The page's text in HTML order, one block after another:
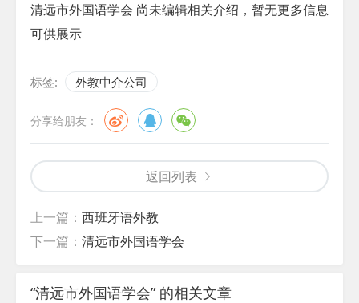
清远市外国语学会 尚未编辑相关介绍，暂无更多信息
可供展示
标签: 外教中介公司
分享给朋友：
返回列表
上一篇： 西班牙语外教
下一篇： 清远市外国语学会
“清远市外国语学会” 的相关文章